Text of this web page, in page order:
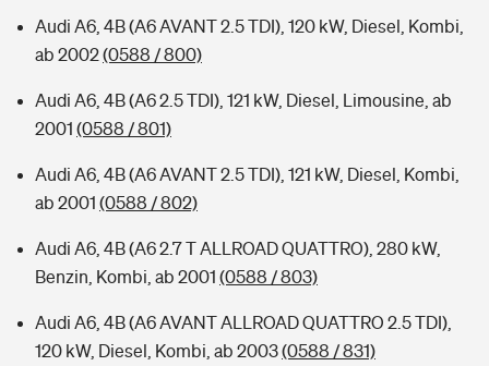
Audi A6, 4B (A6 AVANT 2.5 TDI), 120 kW, Diesel, Kombi,
ab 2002(0588 / 800)
Audi A6, 4B (A6 2.5 TDI), 121 kW, Diesel, Limousine, ab
2001 (0588 / 801)
Audi A6, 4B (A6 AVANT 2.5 TDI), 121 kW, Diesel, Kombi,
ab 2001 (0588 / 802)
Audi A6, 4B (A6 2.7 T ALLROAD QUATTRO), 280 kW,
Benzin, Kombi, ab 2001 (0588 / 803)
Audi A6, 4B (A6 AVANT ALLROAD QUATTRO 2.5 TDI),
120 kW, Diesel, Kombi, ab 2003(0588 / 831)